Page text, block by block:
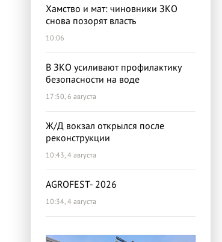
Хамство и мат: чиновники ЗКО
снова позорят власть
10:06
В ЗКО усиливают профилактику
безопасности на воде
17:50, 6 августа
Ж/Д вокзал открылся после
реконструкции
10:43, 4 августа
AGROFEST- 2026
10:34, 4 августа